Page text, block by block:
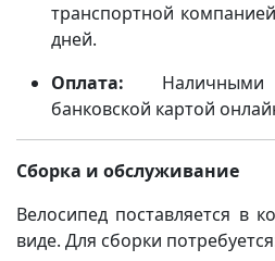
транспортной
дней.
Оплата:
банковской картой
Сборка и обслуживание
Велосипед поставляется в
виде. Для сборки